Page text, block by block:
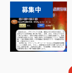
募集中